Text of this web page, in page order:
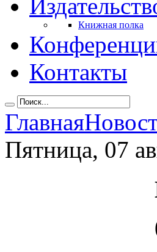
Книжная полка
Контакты
Главная
Пятница, 07